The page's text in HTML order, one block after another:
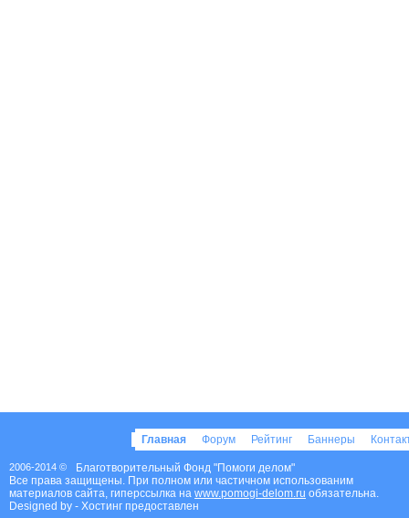
Главная Форум Рейтинг Баннеры
2006-2014 ©
Благотворительный Фонд "Помоги делом"
Все права защищены. При полном или частичном использованим
материалов сайта, гиперссылка на www.pomogi-delom.ru обязательна.
Designed by - Хостинг предоставлен